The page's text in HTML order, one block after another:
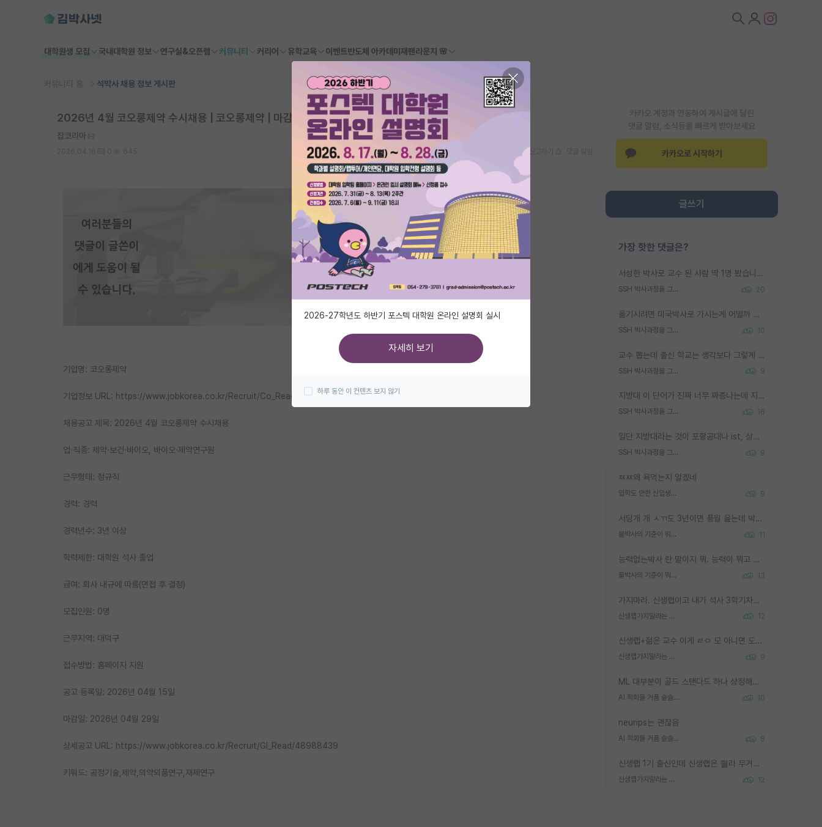
대학원생 모집 국내대학원 정보 연구실&오픈랩 커뮤니티 커리어 유학교육 이벤트반도체 아카데미 재팬라운지 🌸
커뮤니티 홈 석박사 채용 정보 게시판
카카오 계정과 연동하여 게시글에 달린
댓글 알람, 소식등을 빠르게 받아보세요
카카오로 시작하기
글쓰기
가장 핫한 댓글은?
서성한 박사로 교수 된 사람 딱 1명 봤습니다. 근데 지방대 박사로 교수된 거는 기적이 일어나야되요. 서성한 학부부터여도 빡센게 교수임용일텐데 지방대박사로 무슨 교수가 되나요...... 중소기업/중견기업 팀장급/연구소장급이나 될거 같네요.
SSH 박사과정을 그만두고 지방대 박사로 옮기면 교수의 꿈은 끝일까요? 20
옮기시려면 미국박사로 가시는게 어떨까 싶네요. 교수가 꿈이면 미국박사 하고 미국교수 까지 같이 노리시는게 기회가 많지 않을까요?
SSH 박사과정을 그만두고 지방대 박사로 옮기면 교수의 꿈은 끝일까요? 10
교수 뽑는데 출신 학교는 생각보다 그렇게 안 봄. 앞으로는 더 안 보게 될거임. 박사는 어디서 진행해도 됨. 단, 제대로 쌓고 좋은 실적 만들 수 있다면. 그런데 지방대는 그럴 가능성이 지극히 낮음. 나만 열심히 잘 하면 된다? 인간은 주변 환경에 지배되는 나약한 존재임. 주변의 지방대 대학원생과 섞이고 지방 특유의 여유로움 또는 나쁘게 얘기해서 나태함에 젖어 살다보면 교수의 꿈 자체를 잊어버리게 될 가능성도 있음. 주변 환경이 70~80%임.
SSH 박사과정을 그만두고 지방대 박사로 옮기면 교수의 꿈은 끝일까요? 9
지방대 이 단어가 진짜 너무 짜증나는데 지방대면 다 그냥 쓰레기인가요? 무슨 말 같지도 않은 댓글들이 있는건지??? 지방에도 충분히 좋은 대학 많고 충분히 잘하는 교수님들 많습니다 포항공대 4개 IST 대표 지거국들 여기 모두 다 지방에 있고 여기 출신들 중에 교수하는 분들 적지 않습니다 지거국 출신이 무슨 교수를 하냐?라고 생각할 사람들 많은데 상위 대표 지거국에 아웃라이어들 많습니다 결국 개인의 연구역량과 실적이 중요합니다 이 역량을 펼치는데 있어서 지도교수와의 합도 중요합니다. 그리고 경력이 필요하면 해외포닥까지 다녀오세요
SSH 박사과정을 그만두고 지방대 박사로 옮기면 교수의 꿈은 끝일까요? 16
일단 지방대라는 것이 포항공대나 ist, 상위 지거국은 아니라고 생각하겠습니다. 그런곳은 서성한에 비해 소위 대학 네임밸류가 크게 뒤떨어지지는 않으니까요. 대학 이름이 중요하냐? 당연합니다. 대학 이름이 좋아서 좋은 아웃풋이 나오는 것이냐, 좋은 대학은 좋은 사람과 좋은 기회가 몰려있으니 아웃풋도 자연스럽게 좋아지는 것이냐? 대답하기 어려운 문제입니다. 아직 한국 사회에서 학벌을 보는 것도, 특히 이공계를 중심으로 학벌보다는 실적 위주라는 분위기가 형성되는 것도 사실입니다. 지방대 출신으로 전임교수가 될수 있느냐? 가능 불가능을 따지면 당연히 가능입니다. 지방대 박사 출신으로 전임교원이 된 경우가 실제로 있으니까요. 현실적인 가능성이 있느냐? 지금 이정도 대학의 교수가 되고싶다고 생각되는 대학 들어가서 컴공과 교수 목록 켜고 박사 어디서 받았는지 쭉 한번 보세요. 냉정하게 지방대 출신인 분들이 많지는 않으실겁니다.
SSH 박사과정을 그만두고 지방대 박사로 옮기면 교수의 꿈은 끝일까요? 9
ㅉㅉ왜 욕먹는지 알겠네
입학도 안한 신입생이 원래 관심을 받나요 9
서당개 개 ㅅㄲ도 3년이면 풍월 읊는데 박사 5년 이상 대리고 있으면서 물된건 교수 탓 맞는ㄱ게 거기가 서당이 아니란 소리임
물박사의 기준이 뭐임? 11
능력없는박사 란 말이지 뭐. 능력이 뭐고 능력이 있다는게 뭔지는 사람마다 기준이 다르니까 얘기해봐야 서로 자기 기준만 얘기해서 논쟁이 끝이 안나고. 주위에서 능력있고 야심있는 신입생이 교수가 유의미한 피드백을 아예 안주면서 제대로된 과제에 참여해볼 기회도 제공하지 않고 잡일 뺑뺑이만 돌려서 맨날 단순작업만 하면서 밤새다가 눈빛이 점점 죽어가는걸 본 사람은 물박사는 교수탓이라고 하고, 교수는 이것저것 알려도 주고 기회도 주고 사수 동기 붙여주면서 어떻게든 끌고가려고 하는데 본인이 매일 뺀질거리면서 출근 하는둥마는둥 하다가 기껏 와서도 폰이나 쳐다보다가 실험 망치고 저녁약속있어서 먼저 가볼게요~ 하는걸 본 사람은 물박사는 본인탓이라고 함.
물박사의 기준이 뭐임? 13
가지마라. 신생랩이고 내가 석사 3학기차인데 최고참인데 나도 아무것도 모르는데 교수가 후배들 왜 논문 교육 안시키냐. 논문 왜 안 써오냐 닦달한다
신생랩가지말라는 이유가 있었구나 12
신생랩+젊은 교수 이게 ㄹㅇ 모 아니면 도인듯.
신생랩가지말라는 이유가 있었구나 9
ML 대부분이 골드 스탠다드 하나 상정해놓고 (벤치마크 데이터셋이 여러 개면 여러 개 상정) 그거 얼마나 잘 맞추나 싸움임 가끔 번뜩이는 설계 철학을 보여주는 논문들도 있지만 대부분 그거 성적 얼마나 더 올리느라에 혈안이 되어 있는 측면이 잇음
AI 학회들 거품 슬슬 지적이 나오네요 10
neurips는 괜찮음
AI 학회들 거품 슬슬 지적이 나오네요 8
신생랩 1기 출신인데 신생랩은 줠라 무거운 바벨 같은거임. 들면 대박인데 못들면 깔려 죽음. 아무도 알려주지 않는 환경에서 자생해야하지만, 일단 살아남았다면 그 어떤 사람보다 악착같고 생존력 높은 사람으로 거듭날 수 있음
신생랩가지말라는 이유가 있었구나 12
2026년 4월 코오롱제약 수시채용 | 코오롱제약 | 마감일: 2026년 04월 29일
잡코리아
기업명: 코오롱제약
기업정보 URL: https://www.jobkorea.co.kr/Recruit/Co_Read/C/kolon13189
채용공고 제목: 2026년 4월 코오롱제약 수시채용
업·직종: 제약·보건·바이오, 바이오·제약연구원
근무형태: 정규직
경력: 경력
경력년수: 3년 이상
학력제한: 대학원 석사 졸업
급여: 회사 내규에 따름(면접 후 결정)
모집인원: 0명
근무지역: 대덕구
접수방법: 홈페이지 지원
공고 등록일: 2026년 04월 15일
마감일: 2026년 04월 29일
상세공고 URL: https://www.jobkorea.co.kr/Recruit/GI_Read/48988439
키워드: 공정기술,제약,의약외품연구,재제연구
2026-27학년도 하반기 포스텍 대학원 온라인 설명회 실시
자세히 보기
하루 동안 이 컨텐츠 보지 않기